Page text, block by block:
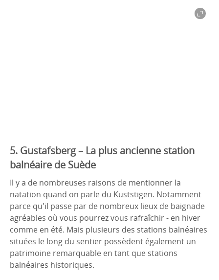
5. Gustafsberg – La plus ancienne station
balnéaire de Suède
Il y a de nombreuses raisons de mentionner la
natation quand on parle du Kuststigen. Notamment
parce qu'il passe par de nombreux lieux de baignade
agréables où vous pourrez vous rafraîchir - en hiver
comme en été. Mais plusieurs des stations balnéaires
situées le long du sentier possèdent également un
patrimoine remarquable en tant que stations
balnéaires historiques.